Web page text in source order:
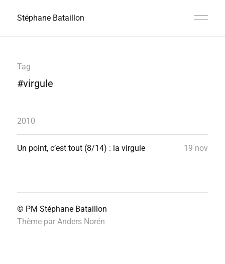
Stéphane Bataillon
Tag
#virgule
2010
Un point, c’est tout (8/14) : la virgule 19 nov
© PM Stéphane Bataillon
Thème par Anders Norén